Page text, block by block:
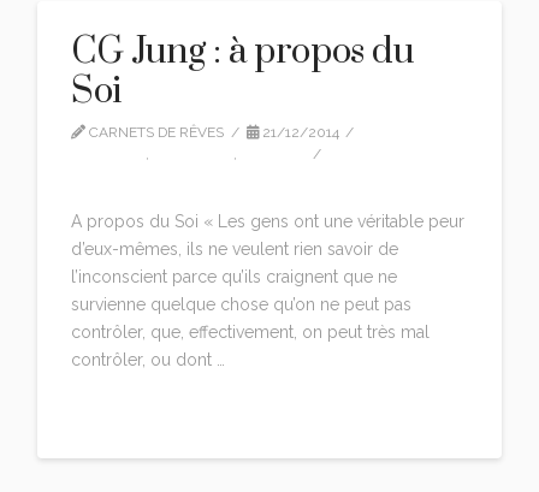
CG Jung : à propos du
Soi
CARNETS DE RÊVES
21/12/2014
, ,
A propos du Soi « Les gens ont une véritable peur
d’eux-mêmes, ils ne veulent rien savoir de
l’inconscient parce qu’ils craignent que ne
survienne quelque chose qu’on ne peut pas
contrôler, que, effectivement, on peut très mal
contrôler, ou dont …